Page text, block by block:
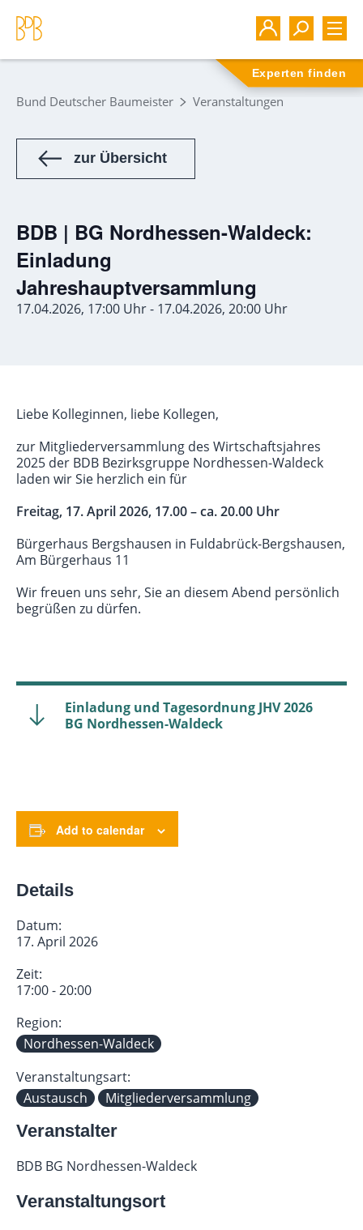
Experten finden
Bund Deutscher Baumeister Veranstaltungen
zur Übersicht
BDB | BG Nordhessen-Waldeck:
Einladung
Jahreshauptversammlung
17.04.2026, 17:00 Uhr - 17.04.2026, 20:00 Uhr
Liebe Kolleginnen, liebe Kollegen,
zur Mitgliederversammlung des Wirtschaftsjahres
2025 der BDB Bezirksgruppe Nordhessen-Waldeck
laden wir Sie herzlich ein für
Freitag, 17. April 2026, 17.00 – ca. 20.00 Uhr
Bürgerhaus Bergshausen in Fuldabrück-Bergshausen,
Am Bürgerhaus 11
Wir freuen uns sehr, Sie an diesem Abend persönlich
begrüßen zu dürfen.
Einladung und Tagesordnung JHV 2026
BG Nordhessen-Waldeck
Add to calendar
Details
Datum:
17. April 2026
Zeit:
17:00 - 20:00
Region:
Nordhessen-Waldeck
Veranstaltungsart:
Austausch
Mitgliederversammlung
Veranstalter
BDB BG Nordhessen-Waldeck
Veranstaltungsort